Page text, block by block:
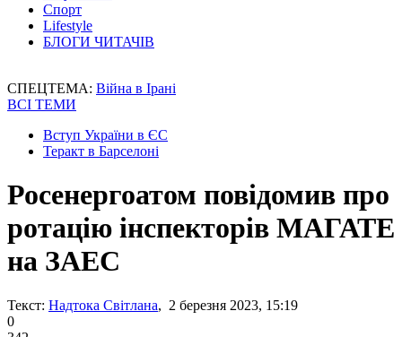
Спорт
Lifestyle
БЛОГИ ЧИТАЧІВ
СПЕЦТЕМА: Війна в Ірані
ВСІ ТЕМИ
Вступ України в ЄС
Теракт в Барселоні
Росенергоатом повідомив про
ротацію інспекторів МАГАТЕ
на ЗАЕС
Текст: Надтока Світлана, 2 березня 2023, 15:19
0